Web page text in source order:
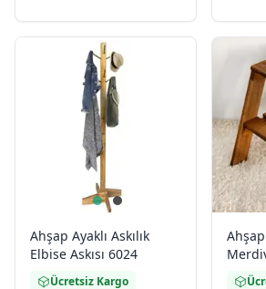
Ahşap Ayaklı Askılık
Elbise Askısı 6024
Ücretsiz Kargo